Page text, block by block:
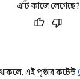
এটি কাজে লেগেছে?
এই পৃষ্ঠার কন্টেন্ট